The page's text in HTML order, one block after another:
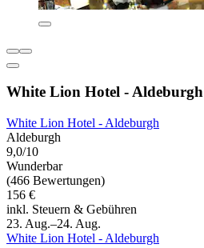
White Lion Hotel - Aldeburgh
White Lion Hotel - Aldeburgh
Aldeburgh
9,0/10
Wunderbar
(466 Bewertungen)
156 €
inkl. Steuern & Gebühren
23. Aug.–24. Aug.
White Lion Hotel - Aldeburgh